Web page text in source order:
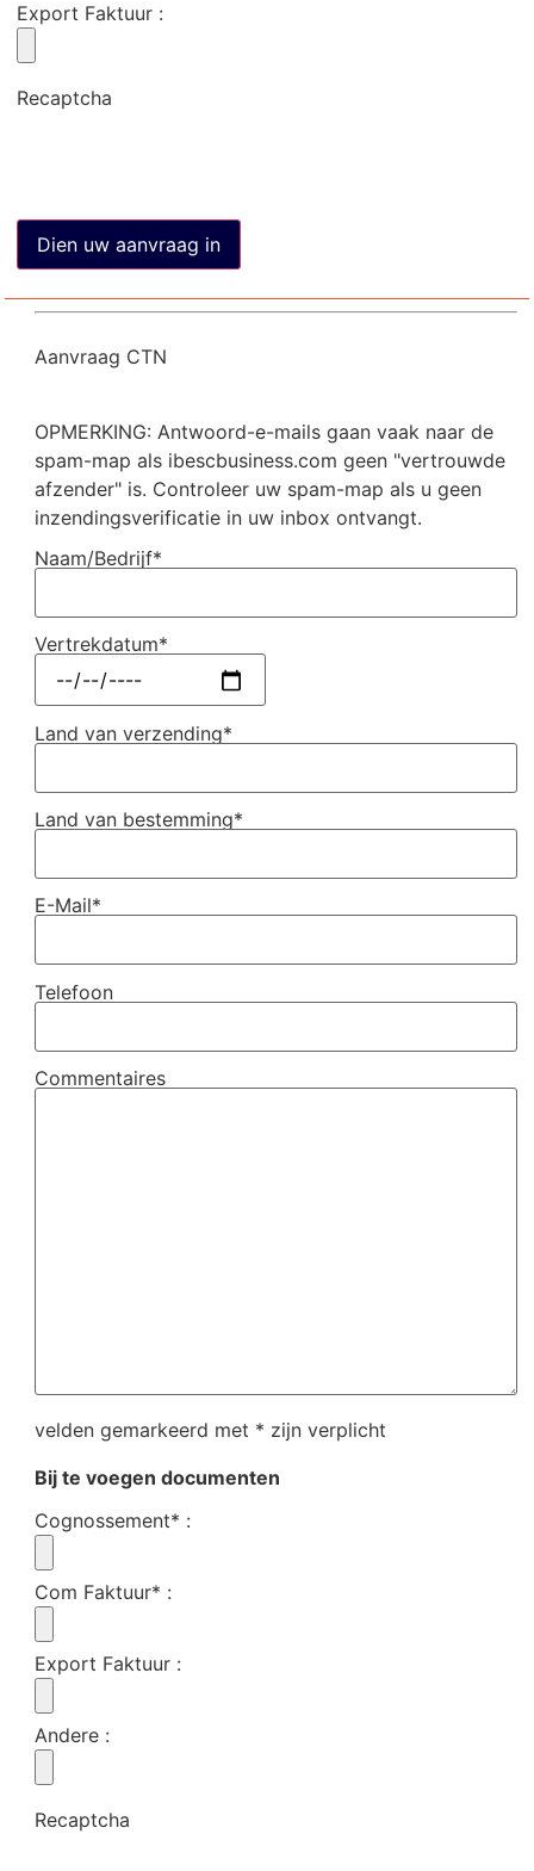
Export Faktuur :
Recaptcha
Aanvraag CTN
OPMERKING: Antwoord-e-mails gaan vaak naar de
spam-map als ibescbusiness.com geen "vertrouwde
afzender" is. Controleer uw spam-map als u geen
inzendingsverificatie in uw inbox ontvangt.
Naam/Bedrijf*
Vertrekdatum*
Land van verzending*
Land van bestemming*
E-Mail*
Telefoon
Commentaires
velden gemarkeerd met * zijn verplicht
Bij te voegen documenten
Cognossement* :
Com Faktuur* :
Export Faktuur :
Andere :
Recaptcha